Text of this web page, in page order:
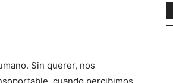
Sin querer, nos